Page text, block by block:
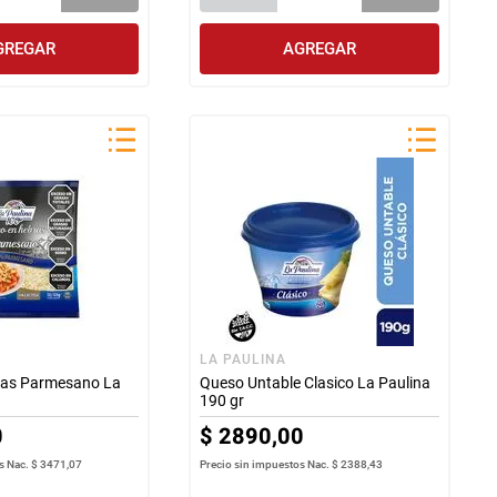
AGREGAR
Parmesano La
Nac.$ 3471,07
LA PAULINA
Queso Untable Clasico La Paulina
190 gr
$ 2890,00
Precio sin impuestos Nac. $ 2388,43